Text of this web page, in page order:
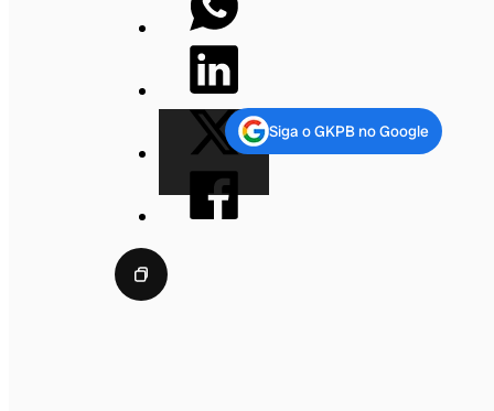
Siga o GKPB no Google